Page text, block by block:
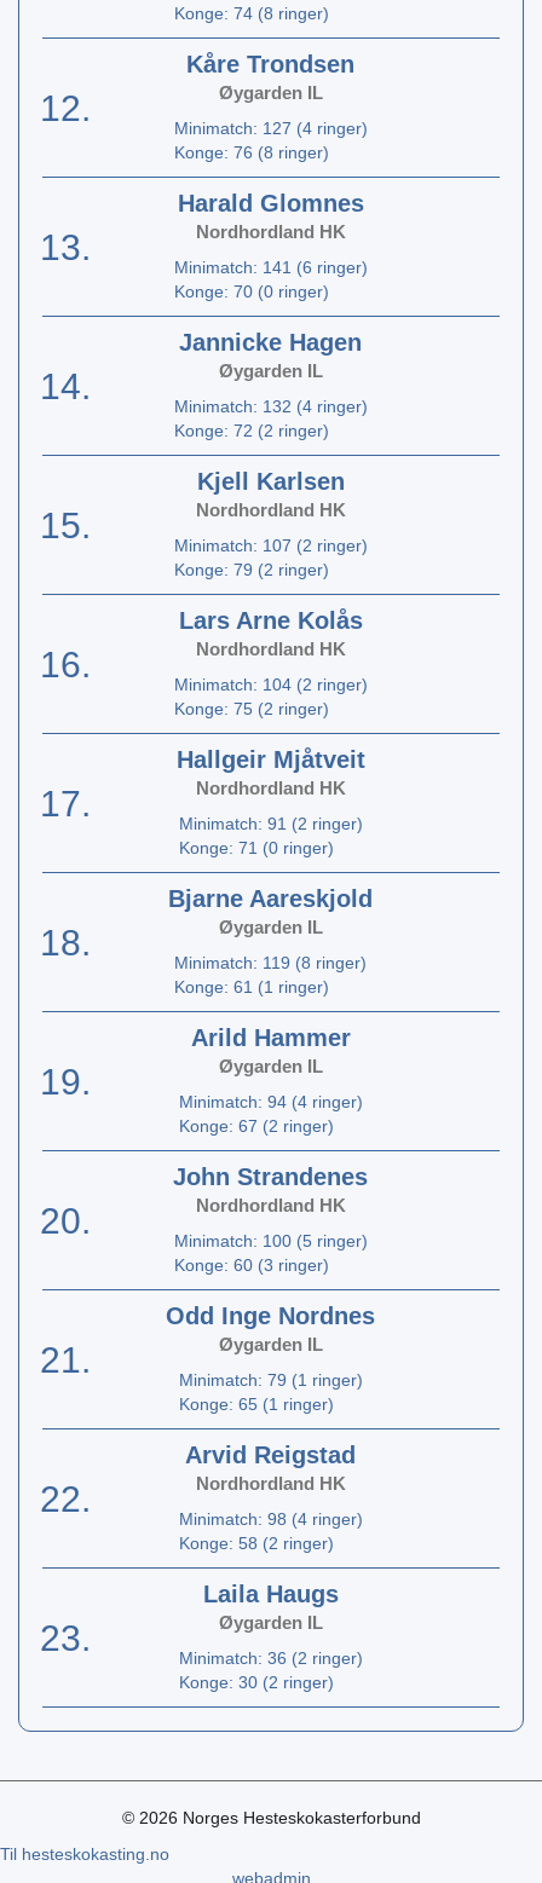
Konge: 74 (8 ringer)
12.
Kåre Trondsen
Øygarden IL
Minimatch: 127 (4 ringer)
Konge: 76 (8 ringer)
13.
Harald Glomnes
Nordhordland HK
Minimatch: 141 (6 ringer)
Konge: 70 (0 ringer)
14.
Jannicke Hagen
Øygarden IL
Minimatch: 132 (4 ringer)
Konge: 72 (2 ringer)
15.
Kjell Karlsen
Nordhordland HK
Minimatch: 107 (2 ringer)
Konge: 79 (2 ringer)
16.
Lars Arne Kolås
Nordhordland HK
Minimatch: 104 (2 ringer)
Konge: 75 (2 ringer)
17.
Hallgeir Mjåtveit
Nordhordland HK
Minimatch: 91 (2 ringer)
Konge: 71 (0 ringer)
18.
Bjarne Aareskjold
Øygarden IL
Minimatch: 119 (8 ringer)
Konge: 61 (1 ringer)
19.
Arild Hammer
Øygarden IL
Minimatch: 94 (4 ringer)
Konge: 67 (2 ringer)
20.
John Strandenes
Nordhordland HK
Minimatch: 100 (5 ringer)
Konge: 60 (3 ringer)
21.
Odd Inge Nordnes
Øygarden IL
Minimatch: 79 (1 ringer)
Konge: 65 (1 ringer)
22.
Arvid Reigstad
Nordhordland HK
Minimatch: 98 (4 ringer)
Konge: 58 (2 ringer)
23.
Laila Haugs
Øygarden IL
Minimatch: 36 (2 ringer)
Konge: 30 (2 ringer)
© 2026 Norges Hesteskokasterforbund
Til hesteskokasting.no
webadmin